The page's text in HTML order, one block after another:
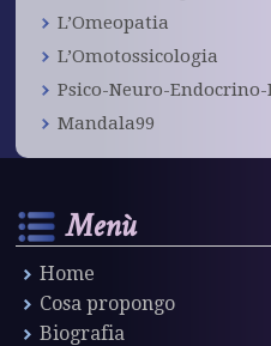
L’Omeopatia
L’Omotossicologia
Psico-Neuro-
Mandala99
Menù
Home
Cosa propongo
Biografia